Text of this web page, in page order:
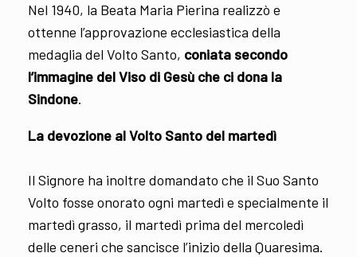
Nel 1940, la Beata Maria Pierina realizzò e
ottenne l’approvazione ecclesiastica della
medaglia del Volto Santo, coniata secondo
l’immagine del Viso di Gesù che ci dona la
Sindone.
La devozione al Volto Santo del martedì
Il Signore ha inoltre domandato che il Suo Santo
Volto fosse onorato ogni martedì e specialmente il
martedì grasso, il martedì prima del mercoledì
delle ceneri che sancisce l’inizio della Quaresima.